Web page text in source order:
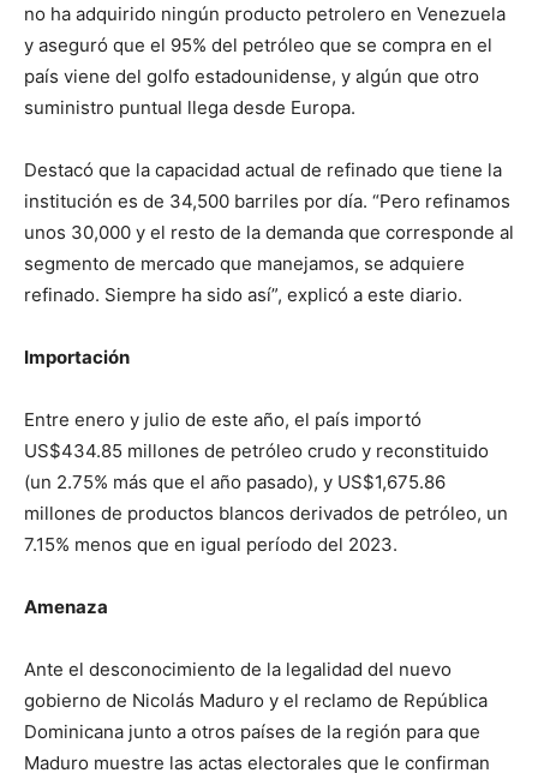
no ha adquirido ningún producto petrolero en Venezuela
y aseguró que el 95% del petróleo que se compra en el
país viene del golfo estadounidense, y algún que otro
suministro puntual llega desde Europa.
Destacó que la capacidad actual de refinado que tiene la
institución es de 34,500 barriles por día. “Pero refinamos
unos 30,000 y el resto de la demanda que corresponde al
segmento de mercado que manejamos, se adquiere
refinado. Siempre ha sido así”, explicó a este diario.
Importación
Entre enero y julio de este año, el país importó
US$434.85 millones de petróleo crudo y reconstituido
(un 2.75% más que el año pasado), y US$1,675.86
millones de productos blancos derivados de petróleo, un
7.15% menos que en igual período del 2023.
Amenaza
Ante el desconocimiento de la legalidad del nuevo
gobierno de Nicolás Maduro y el reclamo de República
Dominicana junto a otros países de la región para que
Maduro muestre las actas electorales que le confirman